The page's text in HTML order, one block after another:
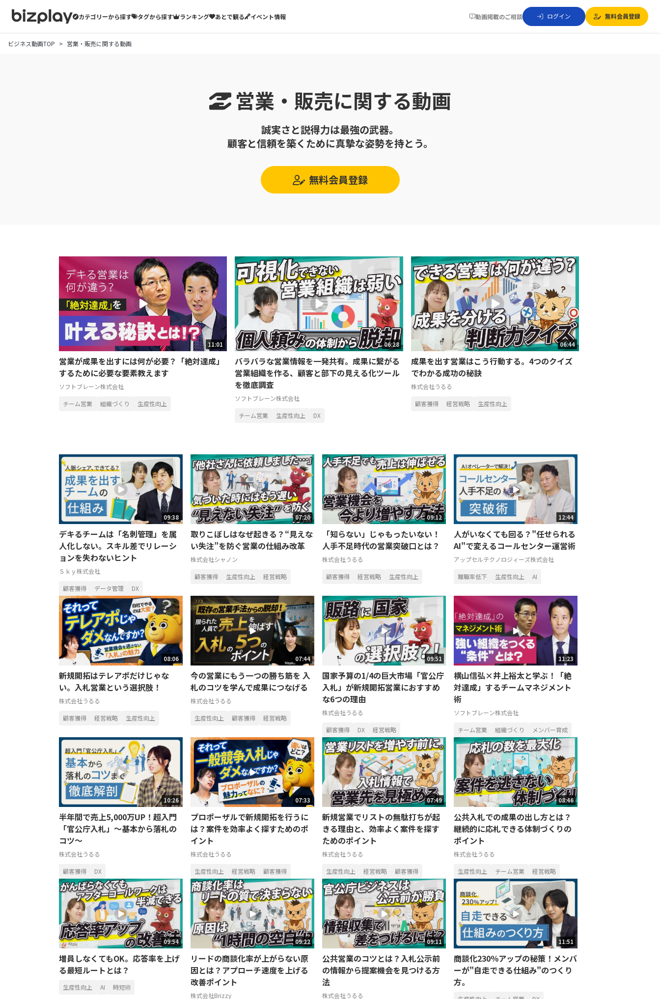
カテゴリーから探す タグから探す ランキング あとで観る イベント情報 動画掲載のご相談 ログイン 無料会員登録
ビジネス動画TOP 営業・販売に関する動画
営業・販売に関する動画
誠実さと説得力は最強の武器。
顧客と信頼を築くために真摯な姿勢を持とう。
無料会員登録
11:01
営業が成果を出すには何が必要？「絶対達成」
するために必要な要素教えます
ソフトブレーン株式会社
チーム営業 組織づくり 生産性向上
06:28
バラバラな営業情報を一発共有。成果に繋がる
営業組織を作る、顧客と部下の見える化ツール
を徹底調査
ソフトブレーン株式会社
チーム営業 生産性向上 DX
06:44
成果を出す営業はこう行動する。4つのクイズ
でわかる成功の秘訣
株式会社うるる
顧客獲得 経営戦略 生産性向上
09:38
デキるチームは「名刺管理」を属
人化しない。スキル差でリレーシ
ョンを失わないヒント
Ｓｋｙ株式会社
顧客獲得 データ管理 DX
07:20
取りこぼしはなぜ起きる？“見えな
い失注”を防ぐ営業の仕組み改革
株式会社シャノン
顧客獲得 生産性向上 経営戦略
09:12
「知らない」じゃもったいない！
人手不足時代の営業突破口とは？
株式会社うるる
顧客獲得 経営戦略 生産性向上
12:44
人がいなくても回る？"任せられる
AI"で変えるコールセンター運営術
アップセルテクノロジィーズ株式会社
離職率低下 生産性向上 AI
08:06
新規開拓はテレアポだけじゃな
い。入札営業という選択肢！
株式会社うるる
顧客獲得 経営戦略 生産性向上
07:44
今の営業にもう一つの勝ち筋を 入
札のコツを学んで成果につなげる
株式会社うるる
生産性向上 顧客獲得 経営戦略
09:51
国家予算の1/4の巨大市場「官公庁
入札」が新規開拓営業におすすめ
な6つの理由
株式会社うるる
顧客獲得 DX 経営戦略
11:23
横山信弘×井上裕太と学ぶ！「絶
対達成」するチームマネジメント
術
ソフトブレーン株式会社
チーム営業 組織づくり メンバー育成
10:26
半年間で売上5,000万UP！超入門
「官公庁入札」～基本から落札の
コツ～
株式会社うるる
顧客獲得 DX
07:33
プロポーザルで新規開拓を行うに
は？案件を効率よく探すためのポ
イント
株式会社うるる
生産性向上 経営戦略 顧客獲得
07:49
新規営業でリストの無駄打ちが起
きる理由と、効率よく案件を探す
ためのポイント
株式会社うるる
生産性向上 経営戦略 顧客獲得
08:46
公共入札での成果の出し方とは？
継続的に応札できる体制づくりの
ポイント
株式会社うるる
生産性向上 チーム営業 経営戦略
09:54
増員しなくてもOK。応答率を上げ
る最短ルートとは？
生産性向上 AI 時短術
09:22
リードの商談化率が上がらない原
因とは？アプローチ速度を上げる
改善ポイント
株式会社Brizzy
09:11
公共営業のコツとは？入札公示前
の情報から提案機会を見つける方
法
株式会社うるる
11:51
商談化230％アップの秘策！メンバ
ーが"自走できる仕組み"のつくり
方。